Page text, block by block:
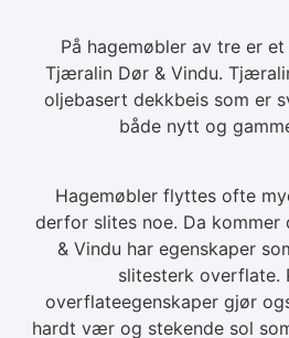
På hagemøbler av tre er
Tjæralin Dør & Vindu.
oljebasert dekkbeis som er
både nytt og
Hagemøbler flyttes ofte
derfor slites noe. Da
& Vindu har egenskaper
slitesterk overflate.
overflateegenskaper gjør
hardt vær og stekende sol